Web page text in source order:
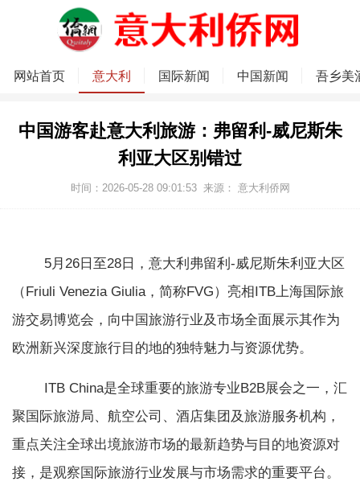
网站首页 意大利 国际新闻 中国新闻 吾乡美
中国游客赴意大利旅游：弗留利-威尼斯朱
利亚大区别错过
时间：2026-05-28 09:01:53 来源： 意大利侨网
5月26日至28日，意大利弗留利-威尼斯朱利亚大区
（Friuli Venezia Giulia，简称FVG）亮相ITB上海国际旅
游交易博览会，向中国旅游行业及市场全面展示其作为
欧洲新兴深度旅行目的地的独特魅力与资源优势。
ITB China是全球重要的旅游专业B2B展会之一，汇
聚国际旅游局、航空公司、酒店集团及旅游服务机构，
重点关注全球出境旅游市场的最新趋势与目的地资源对
接，是观察国际旅游行业发展与市场需求的重要平台。